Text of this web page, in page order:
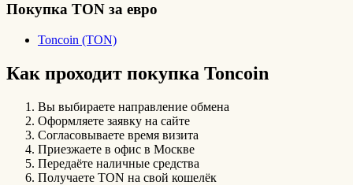
Покупка TON за евро
Toncoin (TON)
Как проходит покупка Toncoin
Вы выбираете направление обмена
Оформляете заявку на сайте
Согласовываете время визита
Приезжаете в офис в Москве
Передаёте наличные средства
Получаете TON на свой кошелёк